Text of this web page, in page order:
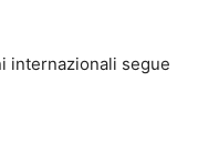
internazionali segue